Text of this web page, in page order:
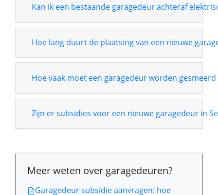
Kan ik een bestaande garagedeur achteraf
Hoe lang duurt de plaatsing van een nieuwe
Hoe vaak moet een garagedeur worden
Zijn er subsidies voor een nieuwe garagedeur in
Meer weten over garagedeuren?
Garagedeur subsidie aanvragen: hoe